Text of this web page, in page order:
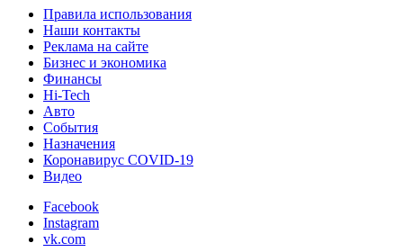
Правила использования
Наши контакты
Реклама на сайте
Бизнес и экономика
Финансы
Hi-Tech
Авто
События
Назначения
Коронавирус COVID-19
Видео
Facebook
Instagram
vk.com